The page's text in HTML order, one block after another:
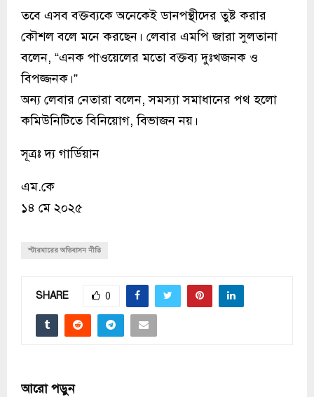
তবে এসব বক্তব্যকে অনেকেই ডানপন্থীদের তুষ্ট করার
কৌশল বলে মনে করছেন। লেবার এমপি জারা সুলতানা
বলেন, “এনক পাওয়েলের মতো বক্তব্য দুঃখজনক ও
বিপজ্জনক।”
অন্য লেবার নেতারা বলেন, সমস্যা সমাধানের পথ হলো
কমিউনিটিতে বিনিয়োগ, বিভাজন নয়।
সূত্রঃ দ্য গার্ডিয়ান
এম.কে
১৪ মে ২০২৫
স্টারমারের অভিবাসন নীতি
SHARE 0
আরো পড়ুন